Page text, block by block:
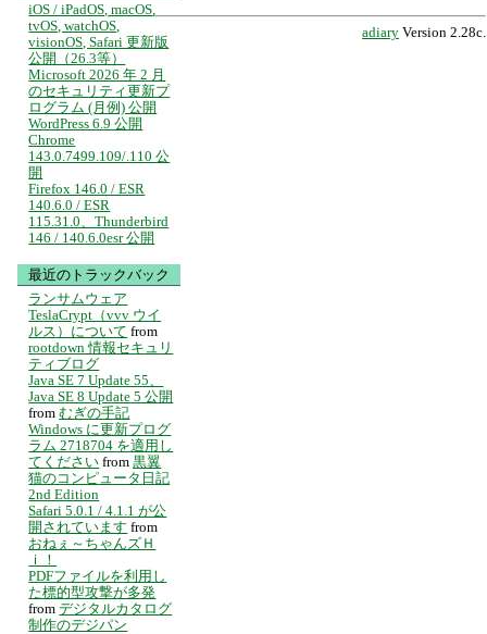
adiary Version 2.28c.
iOS / iPadOS, macOS,
tvOS, watchOS,
visionOS, Safari 更新版
公開（26.3等）
Microsoft 2026 年 2 月
のセキュリティ更新プ
ログラム (月例) 公開
WordPress 6.9 公開
Chrome
143.0.7499.109/.110 公
開
Firefox 146.0 / ESR
140.6.0 / ESR
115.31.0、Thunderbird
146 / 140.6.0esr 公開
最近のトラックバック
ランサムウェア
TeslaCrypt（vvv ウイ
ルス）について from
rootdown 情報セキュリ
ティブログ
Java SE 7 Update 55、
Java SE 8 Update 5 公開
from むぎの手記
Windows に更新プログ
ラム 2718704 を適用し
てください from 黒翼
猫のコンピュータ日記
2nd Edition
Safari 5.0.1 / 4.1.1 が公
開されています from
おねぇ～ちゃんズＨ
ｉ！
PDFファイルを利用し
た標的型攻撃が多発
from デジタルカタログ
制作のデジパン